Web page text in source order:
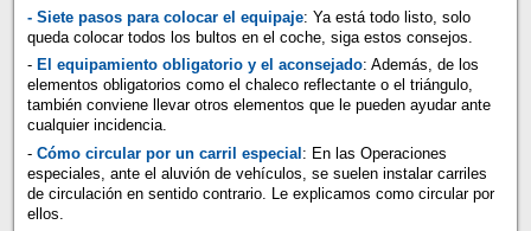
- Siete pasos para colocar el equipaje: Ya está todo listo, solo
queda colocar todos los bultos en el coche, siga estos consejos.
- El equipamiento obligatorio y el aconsejado: Además, de los
elementos obligatorios como el chaleco reflectante o el triángulo,
también conviene llevar otros elementos que le pueden ayudar ante
cualquier incidencia.
- Cómo circular por un carril especial : En las Operaciones
especiales, ante el aluvión de vehículos, se suelen instalar carriles
de circulación en sentido contrario. Le explicamos como circular por
ellos.